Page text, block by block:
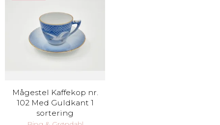
Mågestel Kaffekop nr.
102 Med Guldkant 1
sortering